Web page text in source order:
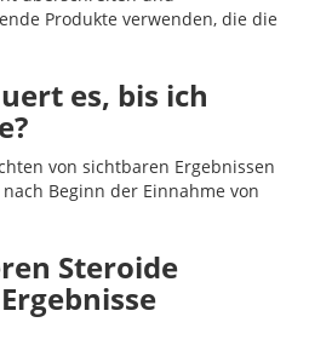
Produkte verwenden, die die
es, bis ich
von sichtbaren Ergebnissen
Beginn der Einnahme von
Steroide